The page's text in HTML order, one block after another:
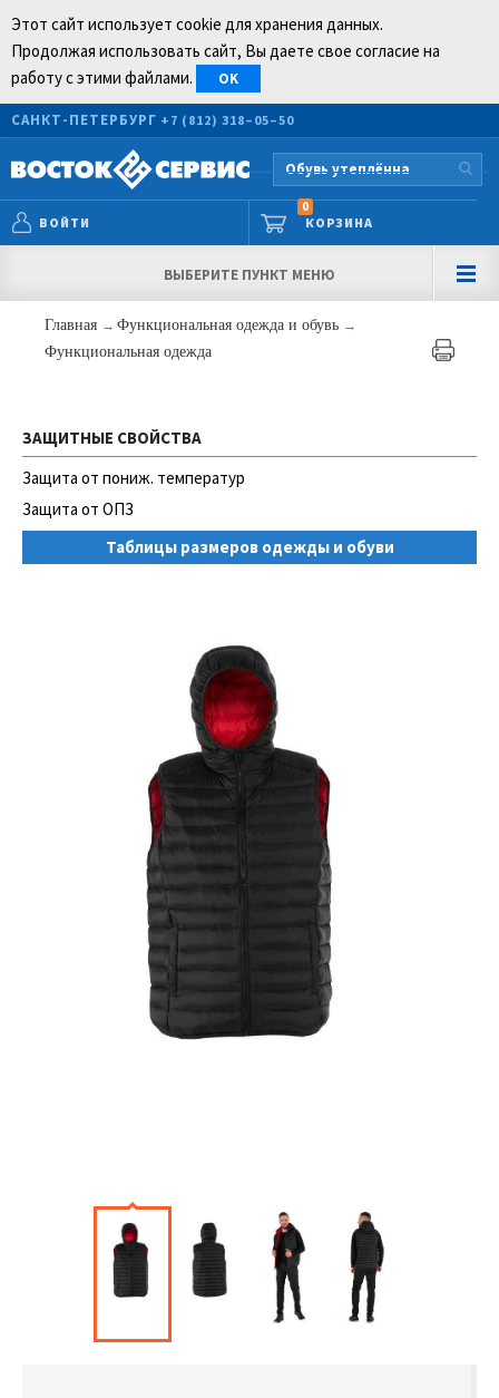
Этот сайт использует cookie для хранения данных.
Продолжая использовать сайт, Вы даете свое согласие на
работу с этими файлами.
OK
САНКТ-ПЕТЕРБУРГ +7 (812) 318–05–50
ВОЙТИ КОРЗИНА
0
ВЫБЕРИТЕ ПУНКТ МЕНЮ
Главная → Функциональная одежда и обувь →
Функциональная одежда
ЗАЩИТНЫЕ СВОЙСТВА
Защита от пониж. температур
Защита от ОПЗ
Таблицы размеров одежды и обуви